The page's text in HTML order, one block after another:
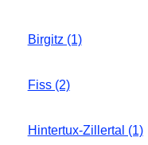
Birgitz (1)
Fiss (2)
Hintertux-Zillertal (1)